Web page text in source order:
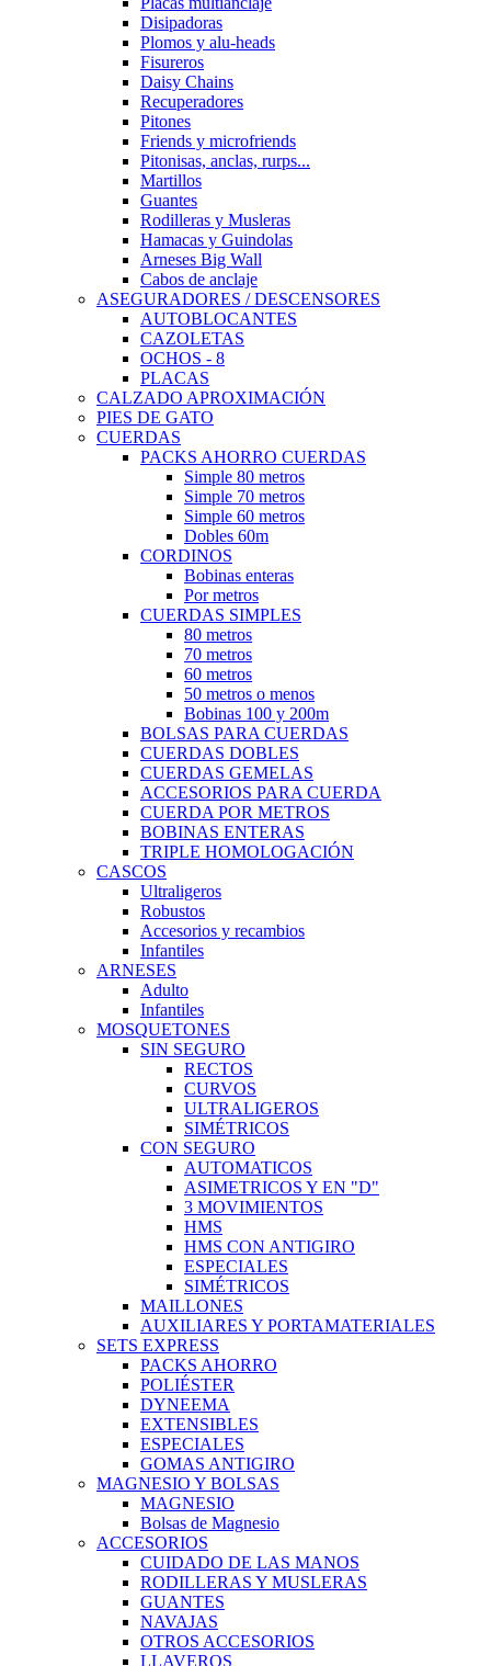
Disipadoras
Plomos y alu-heads
Fisureros
Daisy Chains
Recuperadores
Pitones
Friends y microfriends
Pitonisas, anclas, rurps...
Martillos
Guantes
Rodilleras y Musleras
Hamacas y Guindolas
Arneses Big Wall
Cabos de anclaje
ASEGURADORES / DESCENSORES
AUTOBLOCANTES
CAZOLETAS
OCHOS - 8
PLACAS
CALZADO APROXIMACIÓN
PIES DE GATO
CUERDAS
PACKS AHORRO CUERDAS
Simple 80 metros
Simple 70 metros
Simple 60 metros
Dobles 60m
CORDINOS
Bobinas enteras
Por metros
CUERDAS SIMPLES
80 metros
70 metros
60 metros
50 metros o menos
Bobinas 100 y 200m
BOLSAS PARA CUERDAS
CUERDAS DOBLES
CUERDAS GEMELAS
ACCESORIOS PARA CUERDA
CUERDA POR METROS
BOBINAS ENTERAS
TRIPLE HOMOLOGACIÓN
CASCOS
Ultraligeros
Robustos
Accesorios y recambios
Infantiles
ARNESES
Adulto
Infantiles
MOSQUETONES
SIN SEGURO
RECTOS
CURVOS
ULTRALIGEROS
SIMÉTRICOS
CON SEGURO
AUTOMATICOS
ASIMETRICOS Y EN "D"
3 MOVIMIENTOS
HMS
HMS CON ANTIGIRO
ESPECIALES
SIMÉTRICOS
MAILLONES
AUXILIARES Y PORTAMATERIALES
SETS EXPRESS
PACKS AHORRO
POLIÉSTER
DYNEEMA
EXTENSIBLES
ESPECIALES
GOMAS ANTIGIRO
MAGNESIO Y BOLSAS
MAGNESIO
Bolsas de Magnesio
ACCESORIOS
CUIDADO DE LAS MANOS
RODILLERAS Y MUSLERAS
GUANTES
NAVAJAS
OTROS ACCESORIOS
LLAVEROS